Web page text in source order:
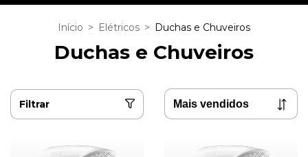
Início > Elétricos > Duchas e Chuveiros
Duchas e Chuveiros
Filtrar